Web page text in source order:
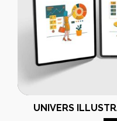
UNIVERS